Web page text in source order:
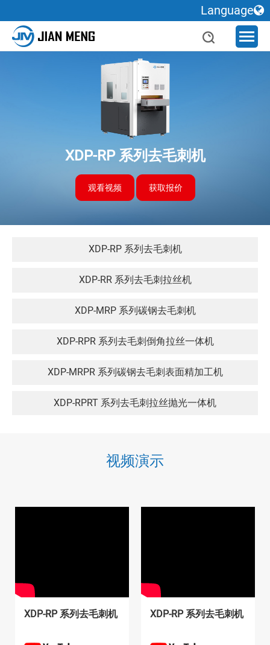
XDP-RP 系列去毛刺机
观看视频 获取报价
XDP-RP 系列去毛刺机
XDP-RR 系列去毛刺拉丝机
XDP-MRP 系列碳钢去毛刺机
XDP-RPR 系列去毛刺倒角拉丝一体机
XDP-MRPR 系列碳钢去毛刺表面精加工机
XDP-RPRT 系列去毛刺拉丝抛光一体机
XDP-RRT 系列去毛刺抛光机
XDP-1308D系列去毛刺机
视频演示
XDP-RP 系列去毛刺机 XDP-RP 系列去毛刺机
Language